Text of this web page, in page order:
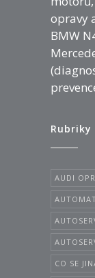
opravy
BMW
Rubriky
AUDI
CO SE